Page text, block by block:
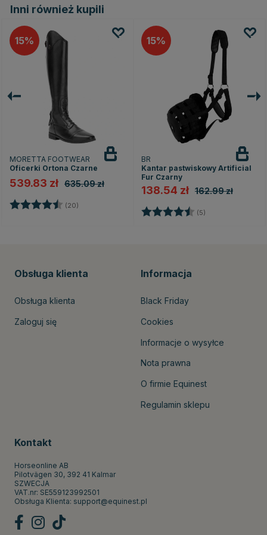
Inni również kupili
15
MORETTA FOOTWEAR
Oficerki Ortona Czarne
539.83 zł 635.09 zł
Ocena: (20)
15
BR
Kantar pastwiskowy Artificial
Fur Czarny
138.54 zł 162.99 zł
Ocena: (5)
Obsługa klienta
Obsługa klienta
Zaloguj się
Informacja
Black Friday
Cookies
Informacje o wysyłce
Nota prawna
O firmie Equinest
Regulamin sklepu
Kontakt
Horseonline AB
Pilotvägen 30, 392 41 Kalmar
SZWECJA
VAT.nr: SE559123992501
Obsługa Klienta: support@equinest.pl